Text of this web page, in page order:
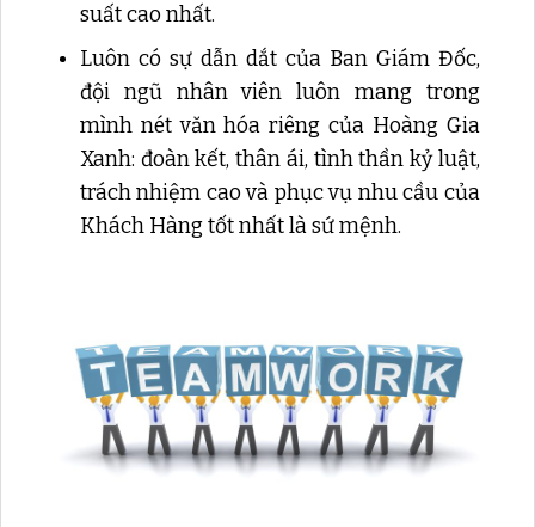
suất cao nhất.
Luôn có sự dẫn dắt của Ban Giám Đốc,
đội ngũ nhân viên luôn mang trong
mình nét văn hóa riêng của Hoàng Gia
Xanh: đoàn kết, thân ái, tình thần kỷ luật,
trách nhiệm cao và phục vụ nhu cầu của
Khách Hàng tốt nhất là sứ mệnh.